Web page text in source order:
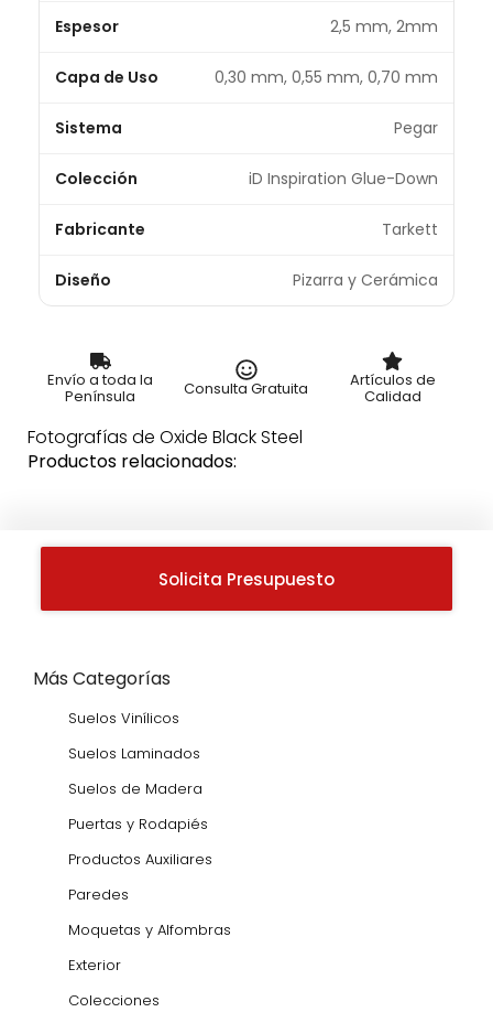
Espesor 2,5 mm, 2mm
Capa de Uso 0,30 mm, 0,55 mm, 0,70 mm
Sistema Pegar
Colección iD Inspiration Glue-Down
Fabricante Tarkett
Diseño Pizarra y Cerámica
Envío a toda la
Península Consulta Gratuita Artículos de
Calidad
Fotografías de Oxide Black Steel
Productos relacionados:
Solicita Presupuesto
Más Categorías
Suelos Vinílicos
Suelos Laminados
Suelos de Madera
Puertas y Rodapiés
Productos Auxiliares
Paredes
Moquetas y Alfombras
Exterior
Colecciones